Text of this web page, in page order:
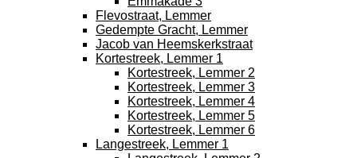
Flevostraat, Lemmer
Gedempte Gracht, Lemmer
Jacob van Heemskerkstraat
Kortestreek, Lemmer 1
Kortestreek, Lemmer 2
Kortestreek, Lemmer 3
Kortestreek, Lemmer 4
Kortestreek, Lemmer 5
Kortestreek, Lemmer 6
Langestreek, Lemmer 1